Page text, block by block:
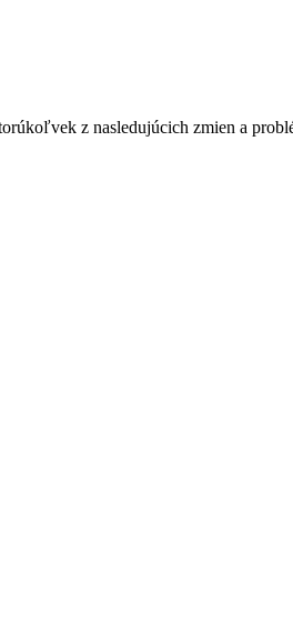
z nasledujúcich zmien a